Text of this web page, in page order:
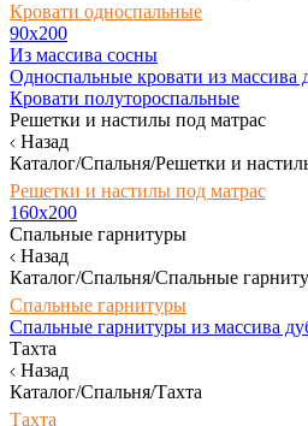
Кровати односпальные
90х200
Из массива сосны
Односпальные кровати из массива
Кровати полутороспальные
Решетки и настилы под матрас
Назад
Каталог/Спальня/Решетки и
Решетки и настилы под матрас
160х200
Спальные гарнитуры
Назад
Каталог/Спальня/Спальные
Спальные гарнитуры
Спальные гарнитуры из массива
Тахта
Назад
Каталог/Спальня/Тахта
Тахта